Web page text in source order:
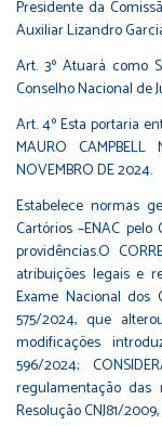
Presidente da
Auxiliar Lizandro
Art. 3º Atuará como
Conselho Nacional de
Art. 4º Esta portaria
MAURO
NOVEMBRO DE 2024.
Estabelece normas
Cartórios –ENAC
providências.O
atribuições legais e
Exame Nacional dos
575/2024, que
modificações
596/2024;
regulamentação das
Resolução CNJ81/